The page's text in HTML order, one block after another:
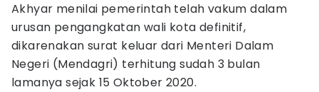
Akhyar menilai pemerintah telah vakum dalam
urusan pengangkatan wali kota definitif,
dikarenakan surat keluar dari Menteri Dalam
Negeri (Mendagri) terhitung sudah 3 bulan
lamanya sejak 15 Oktober 2020.